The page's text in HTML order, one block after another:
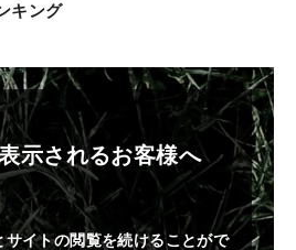
キング
示されるお客様へ
サイトの閲覧を続けることがで